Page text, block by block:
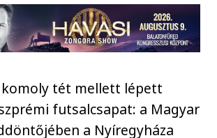
komoly tét mellett lépett
futsalcsapat: a Magyar
a Nyíregyháza